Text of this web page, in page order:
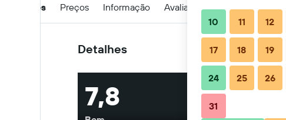
Detalhes Preços Informação Avaliações Localização
Detalhes
7,8
10 11 12
17 18 19
24 25 26
31